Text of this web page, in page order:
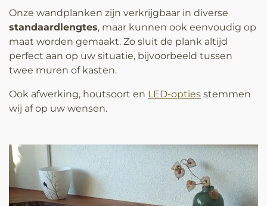
Onze wandplanken zijn verkrijgbaar in diverse
standaardlengtes, maar kunnen ook eenvoudig op
maat worden gemaakt. Zo sluit de plank altijd
perfect aan op uw situatie, bijvoorbeeld tussen
twee muren of kasten.
Ook afwerking, houtsoort en LED-opties stemmen
wij af op uw wensen.